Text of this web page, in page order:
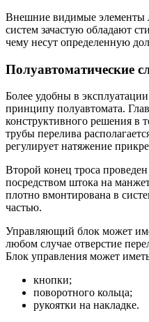
Внешние видимые элементы
систем зачастую обладают
чему несут определенную
Полуавтоматические
Более удобны в
принципу полуавтомата.
конструктивного решения в
трубы перелива
регулирует натяжение
Второй конец троса
посредством штока на
плотно вмонтирована в
частью.
Управляющий блок может
любом случае отверстие
Блок управления может
кнопки;
поворотного кольца;
рукоятки на накладке.